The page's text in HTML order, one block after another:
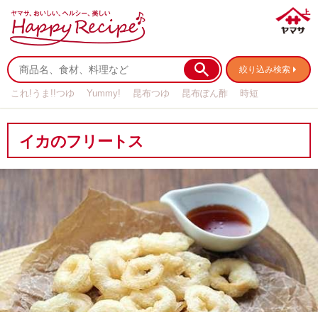
絞り込み検索
これ!うま!!つゆ Yummy! 昆布つゆ 昆布ぽん酢
時短
イカのフリートス